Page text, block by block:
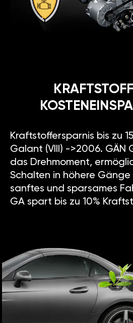
Kraftstoffersparnis bis zu
Galant (VIII) ->2006. GÄN
das Drehmoment,
Schalten in höhere
sanftes und sparsames
GA spart bis zu 10%